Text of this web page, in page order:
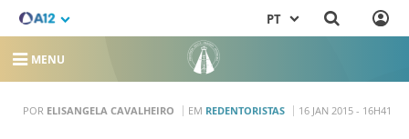
PT
MENU
POR ELISANGELA CAVALHEIRO EM REDENTORISTAS 16 JAN 2015 - 16H41